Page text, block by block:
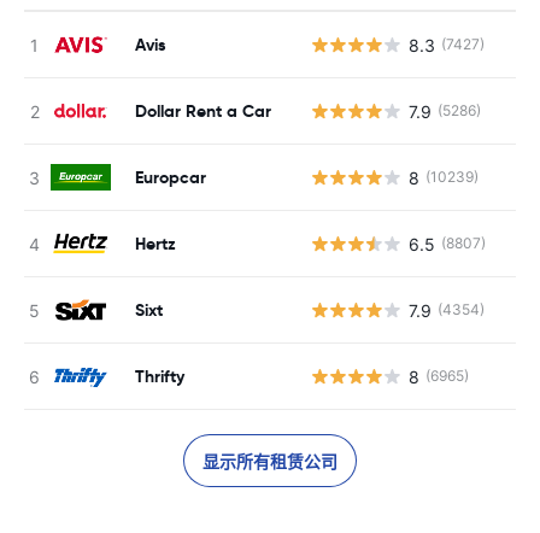
Avis 8.3 (7427)
Dollar Rent a Car 7.9 (5286)
Europcar 8 (10239)
Hertz 6.5 (8807)
Sixt 7.9 (4354)
Thrifty 8 (6965)
显示所有租赁公司